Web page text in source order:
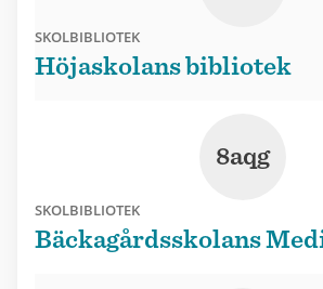
SKOLBIBLIOTEK
Höjaskolans bibliotek
8aqg
SKOLBIBLIOTEK
Bäckagårdsskolans